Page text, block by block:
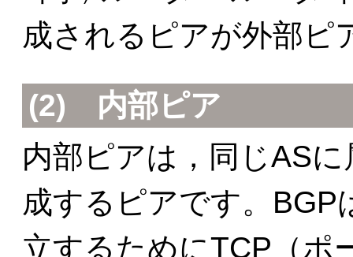
成されるピアが外部ピ
(2) 内部ピア
内部ピアは，同じAS
成するピアです。
立するためにTCP（ポ